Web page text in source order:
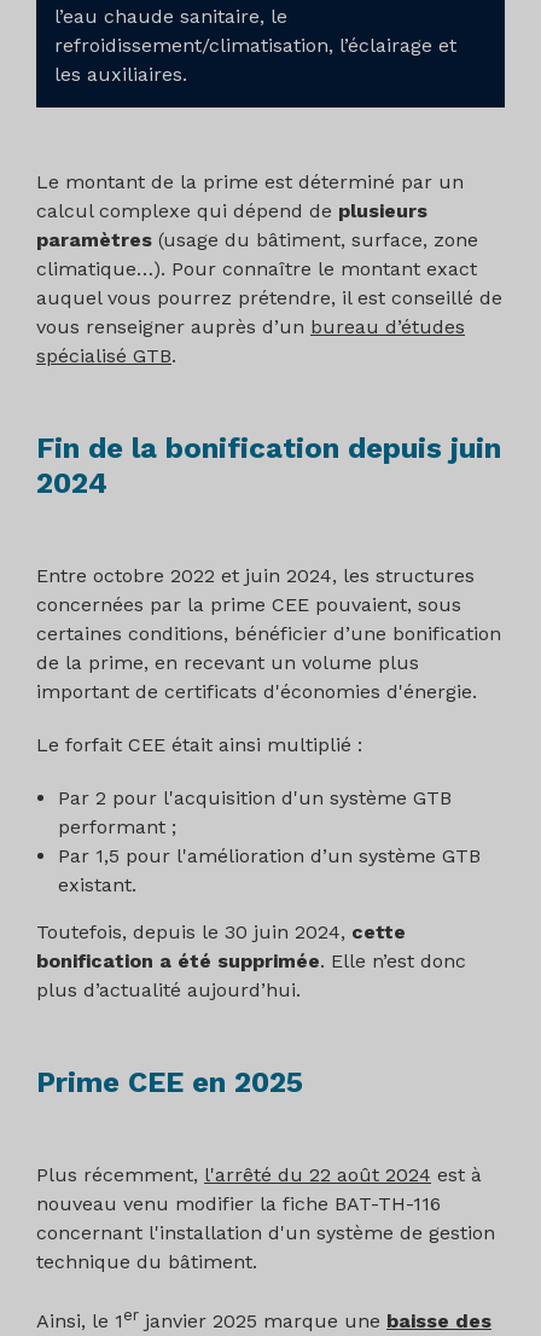
l’eau chaude sanitaire, le
refroidissement/climatisation, l’éclairage et
les auxiliaires.
Le montant de la prime est déterminé par un
calcul complexe qui dépend de plusieurs
paramètres (usage du bâtiment, surface, zone
climatique…). Pour connaître le montant exact
auquel vous pourrez prétendre, il est conseillé de
vous renseigner auprès d’un bureau d’études
spécialisé GTB.
Fin de la bonification depuis juin
2024
Entre octobre 2022 et juin 2024, les structures
concernées par la prime CEE pouvaient, sous
certaines conditions, bénéficier d’une bonification
de la prime, en recevant un volume plus
important de certificats d'économies d'énergie.
Le forfait CEE était ainsi multiplié :
Par 2 pour l'acquisition d'un système GTB
performant ;
Par 1,5 pour l'amélioration d’un système GTB
existant.
Toutefois, depuis le 30 juin 2024, cette
bonification a été supprimée. Elle n’est donc
plus d’actualité aujourd’hui.
Prime CEE en 2025
Plus récemment, l'arrêté du 22 août 2024 est à
nouveau venu modifier la fiche BAT-TH-116
concernant l'installation d'un système de gestion
technique du bâtiment.
Ainsi, le 1 er janvier 2025 marque une baisse des